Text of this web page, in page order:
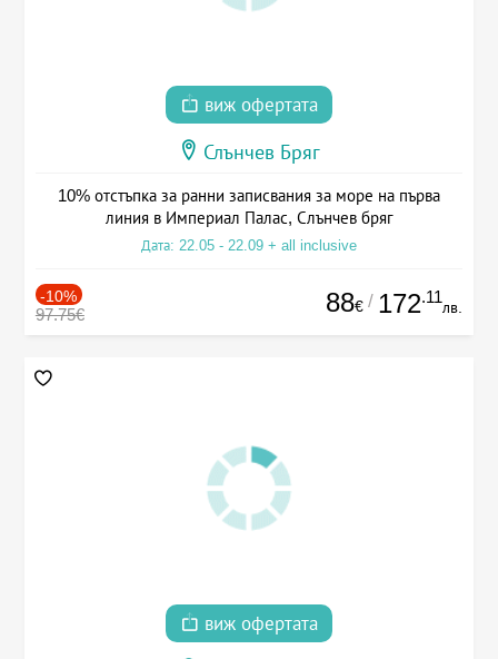
виж офертата
Слънчев Бряг
10% отстъпка за ранни записвания за море на първа
линия в Империал Палас, Слънчев бряг
Дата: 22.05 - 22.09 + all inclusive
-10%
97.75€ 88€ / 172.11
лв.
виж офертата